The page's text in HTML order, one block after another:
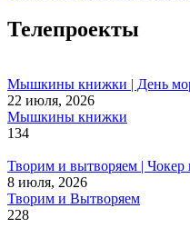
Телепроекты
Мышкины книжки | День
22 июля, 2026
Мышкины книжки
134
Творим и вытворяем | Чокер
8 июля, 2026
Творим и Вытворяем
228